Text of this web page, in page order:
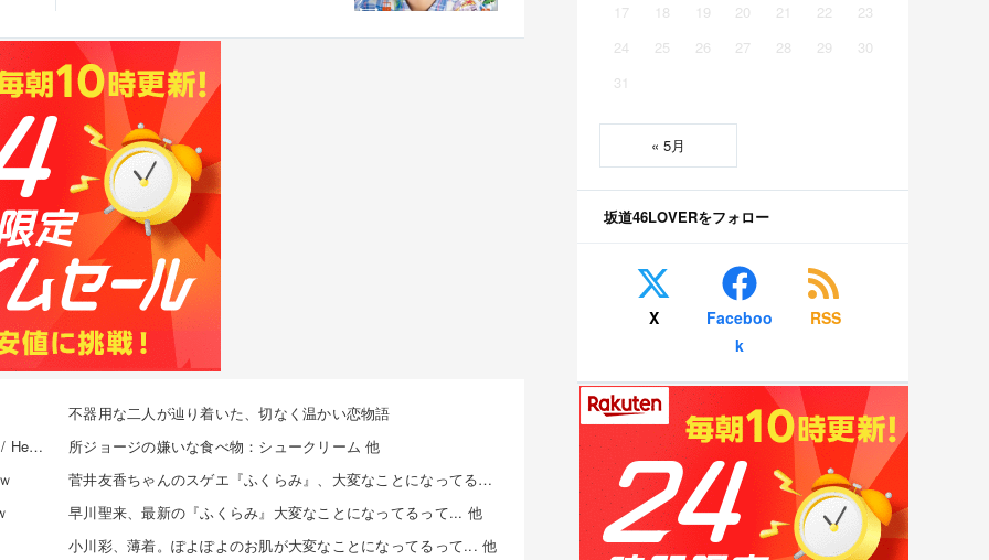
【8/20発売】「non-no 2026年 10月号」表紙：久間田琳加 / Hearts2Hearts
不器用な二人が辿り着いた、切なく温かい恋物語
所ジョージの嫌いな食べ物：シュークリーム 他
菅井友香ちゃんのスゲエ『ふくらみ』、大変なことになってるって... 他
早川聖来、最新の『ふくらみ』大変なことになってるって... 他
小川彩、薄着。ぽよぽよのお肌が大変なことになってるって... 他
17
18 19 20 21 22
23
24
25 26 27 28 29
30
31
« 5月
坂道46LOVERをフォロー
X
Faceboo
k
RSS